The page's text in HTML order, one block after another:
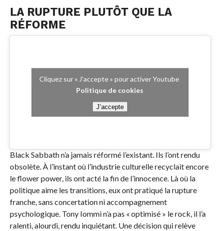
LA RUPTURE PLUTÔT QUE LA
RÉFORME
Cliquez sur « J’accepte » pour activer Youtube
Politique de cookies
J’accepte
Black Sabbath n’a jamais réformé l’existant. Ils l’ont rendu
obsolète. À l’instant où l’industrie culturelle recyclait encore
le flower power, ils ont acté la fin de l’innocence. Là où la
politique aime les transitions, eux ont pratiqué la rupture
franche, sans concertation ni accompagnement
psychologique. Tony Iommi n’a pas « optimisé » le rock, il l’a
ralenti, alourdi, rendu inquiétant. Une décision qui relève